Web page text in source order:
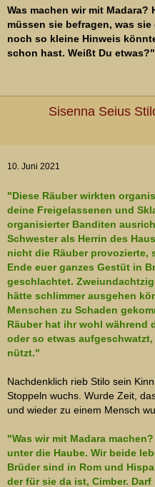
Was machen wir mit Madara?
müssen sie befragen, was
noch so kleine Hinweis
schon hast. Weißt Du etwas?"
Sisenna Seius
10. Juni 2021
"Diese Räuber wirkten
deine Freigelassenen und
organisierter Banditen
Schwester als Herrin des
nicht die Räuber provozierte,
Ende euer ganzes Gestüt in
geschlachtet.
hätte schlimmer ausgehen
Menschen zu Schaden
Räuber hat ihr wohl während
oder so etwas
nützt."
Nachdenklich rieb Stilo sein
Stoppeln wuchs. Wurde Zeit,
und wieder zu einem Mensch
"Was wir mit Madara
unter die Haube. Wir beide
Brüder sind in Rom und
der für sie da ist, Cimber.